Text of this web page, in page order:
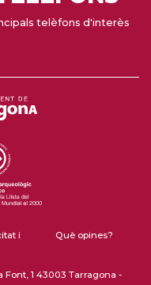
telèfons d'interès
i
Què opines?
1 43003 Tarragona -